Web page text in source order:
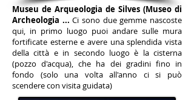
Museu de Arqueologia de Silves (Museo di
Archeologia ... Ci sono due gemme nascoste
qui, in primo luogo puoi andare sulle mura
fortificate esterne e avere una splendida vista
della città e in secondo luogo è la cisterna
(pozzo d'acqua), che ha dei gradini fino in
fondo (solo una volta all'anno ci si può
scendere con visita guidata)